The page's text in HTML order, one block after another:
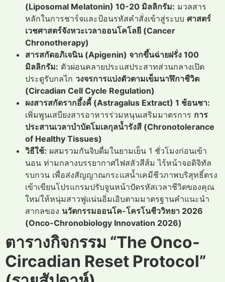
(Liposomal Melatonin) 10-20 มิลลิกรัม: มวลสาร
หลักในการชาร์จและป้อนรหัสคำสั่งเข้าสู่ระบบ ศาสตร์
เวชศาสตร์จังหวะเวลาออนโคโลยี (Cancer
Chronotherapy)
สารสกัดอภิเจนิน (Apigenin) จากขึ้นฉ่ายฝรั่ง 100
มิลลิกรัม: ตัวผ่อนคลายประแสประสาทส่วนกลางเปิด
ประตูรับกลไก วงจรการแบ่งตัวตามเข็มนาฬิกาชีวิต
(Circadian Cell Cycle Regulation)
ผงสารสกัดรากอึ้งคี้ (Astragalus Extract) 1 ช้อนชา:
เพิ่มพูนเสบียงสารอาหารร่วมหนุนเสริมมาตรการ การ
ประสานเวลาบำบัดโมเลกุลน้ำรังสี (Chronotolerance
of Healthy Tissues)
วิธีใช้: ผสมรวมกันจิบดื่มในยามเย็น 1 ชั่วโมงก่อนเข้า
นอน ท่ามกลางบรรยากาศไฟสลัวสีส้ม ไร้หน้าจอดิจิทัล
รบกวน เพื่อส่งสัญญาณกระแสน้ำเคมีชีวภาพบริสุทธิ์ตรง
เข้าเขียนโปรแกรมปรับจูนหน้าปัดรหัสเวลาชีวิตของคุณ
ใหม่ให้หนุ่มสาวฟูแน่นอิ่มเอิบตามมาตรฐานคำแนะนำ
สากลของ นวัตกรรมออนโค-โครโนชีววิทยา 2026
(Onco-Chronobiology Innovation 2026)
ตารางกิจกรรม “The Onco-
Circadian Reset Protocol”